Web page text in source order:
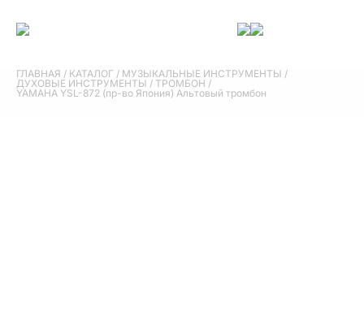
ГЛАВНАЯ / КАТАЛОГ / МУЗЫКАЛЬНЫЕ ИНСТРУМЕНТЫ /
ДУХОВЫЕ ИНСТРУМЕНТЫ / ТРОМБОН /
YAMAHA YSL-872 (пр-во Япония) Альтовый тромбон